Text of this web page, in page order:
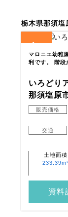
栃木県那須塩
1
マロニエ幼稚
利です。 階
いろどり
那須塩原
販売価格
交通
土地面積
233.39m²
資料